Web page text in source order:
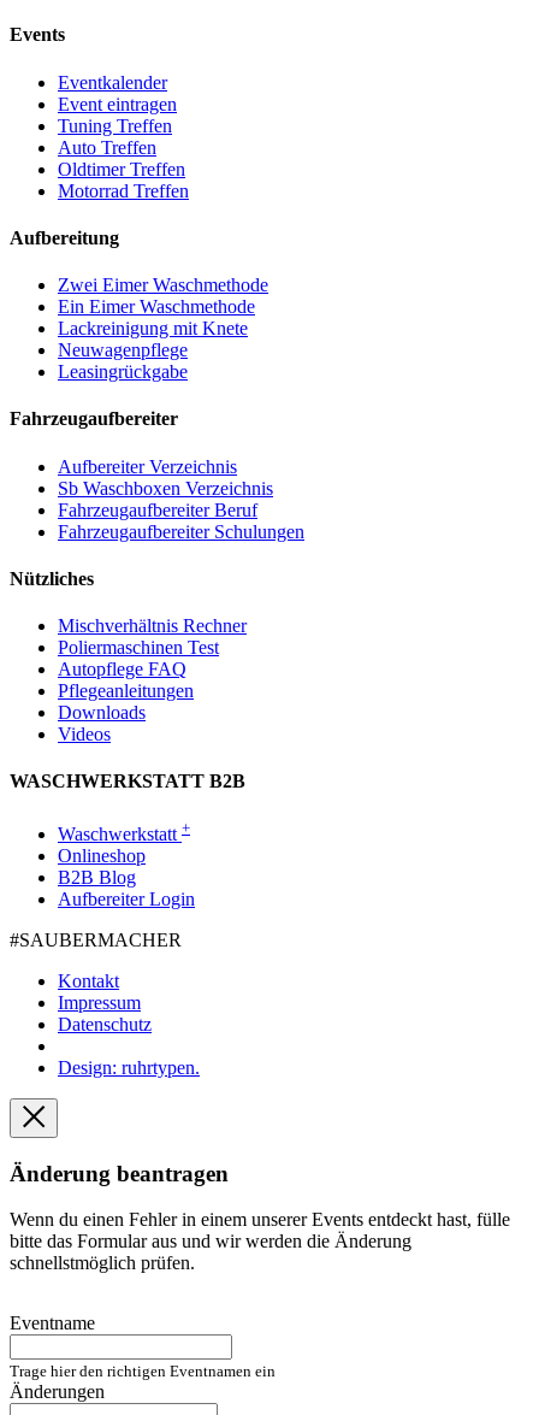
Events
Eventkalender
Event eintragen
Tuning Treffen
Auto Treffen
Oldtimer Treffen
Motorrad Treffen
Aufbereitung
Zwei Eimer Waschmethode
Ein Eimer Waschmethode
Lackreinigung mit Knete
Neuwagenpflege
Leasingrückgabe
Fahrzeugaufbereiter
Aufbereiter Verzeichnis
Sb Waschboxen Verzeichnis
Fahrzeugaufbereiter Beruf
Fahrzeugaufbereiter Schulungen
Nützliches
Mischverhältnis Rechner
Poliermaschinen Test
Autopflege FAQ
Pflegeanleitungen
Downloads
Videos
WASCHWERKSTATT B2B
Waschwerkstatt +
Onlineshop
B2B Blog
Aufbereiter Login
#SAUBER­MACHER
Kontakt
Impressum
Datenschutz
Design: ruhrtypen.
Änderung beantragen
Wenn du einen Fehler in einem unserer Events entdeckt hast, fülle
bitte das Formular aus und wir werden die Änderung
schnellstmöglich prüfen.
Eventname
Trage hier den richtigen Eventnamen ein
Änderungen